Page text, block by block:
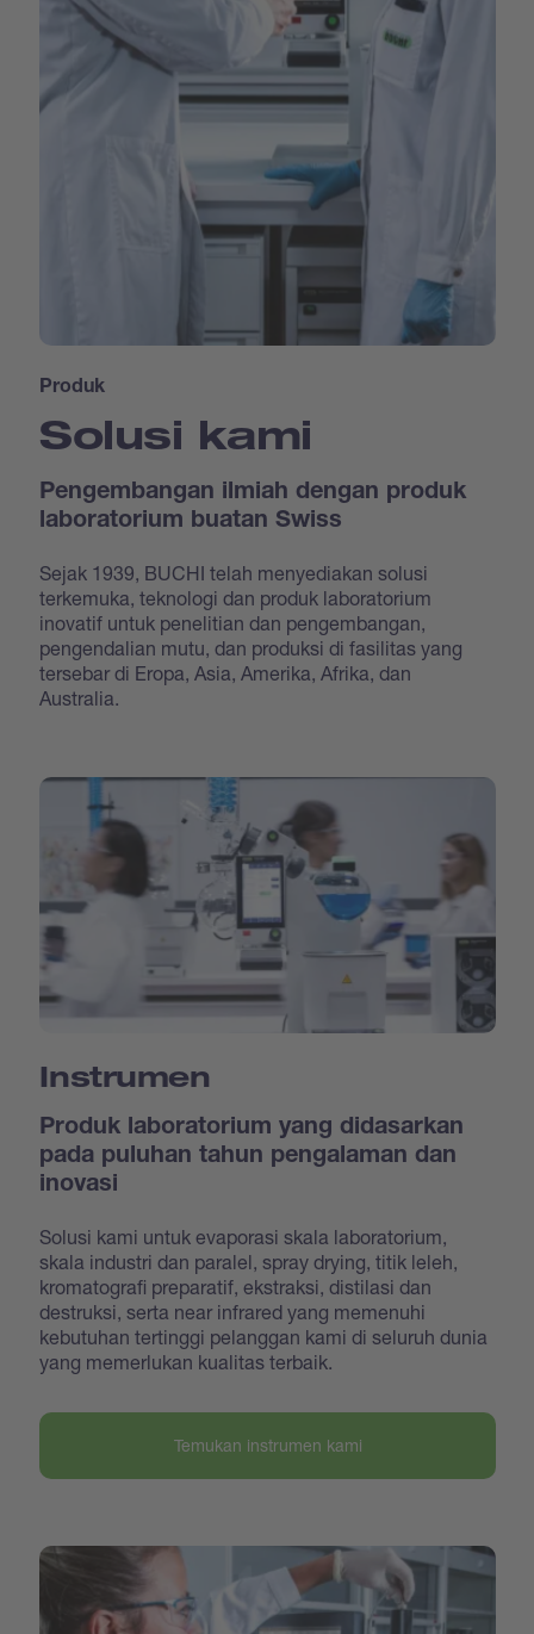
Produk
Solusi kami
Pengembangan ilmiah dengan produk
laboratorium buatan Swiss
Sejak 1939, BUCHI telah menyediakan solusi
terkemuka, teknologi dan produk laboratorium
inovatif untuk penelitian dan pengembangan,
pengendalian mutu, dan produksi di fasilitas yang
tersebar di Eropa, Asia, Amerika, Afrika, dan
Australia.
Instrumen
Produk laboratorium yang didasarkan
pada puluhan tahun pengalaman dan
inovasi
Solusi kami untuk evaporasi skala laboratorium,
skala industri dan paralel, spray drying, titik leleh,
kromatografi preparatif, ekstraksi, distilasi dan
destruksi, serta near infrared yang memenuhi
kebutuhan tertinggi pelanggan kami di seluruh dunia
yang memerlukan kualitas terbaik.
Temukan instrumen kami